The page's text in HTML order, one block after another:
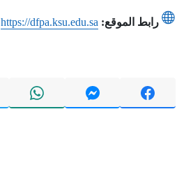
رابط الموقع: https://dfpa.ksu.edu.sa